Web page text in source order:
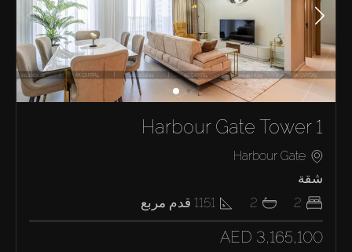
Harbour Gate Tower 1
Harbour Gate
شقة
2
2
1151 قدم مربع
AED 3,165,100